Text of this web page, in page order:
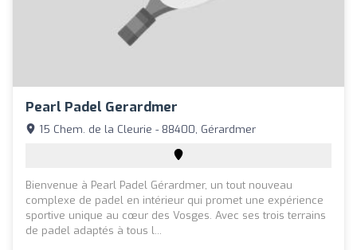
Pearl Padel Gerardmer
15 Chem. de la Cleurie - 88400, Gérardmer
Bienvenue à Pearl Padel Gérardmer, un tout nouveau
complexe de padel en intérieur qui promet une expérience
sportive unique au cœur des Vosges. Avec ses trois terrains
de padel adaptés à tous l...